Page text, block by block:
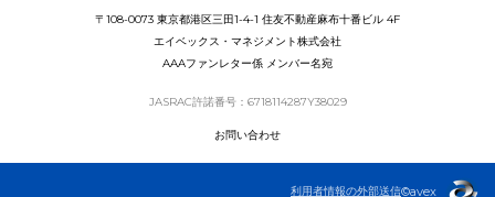
〒108-0073 東京都港区三田1-4-1 住友不動産麻布十番ビル 4F
エイベックス・マネジメント株式会社
AAAファンレター係 メンバー名宛
JASRAC許諾番号：6718114287Y38029
お問い合わせ
利用者情報の外部送信©avex